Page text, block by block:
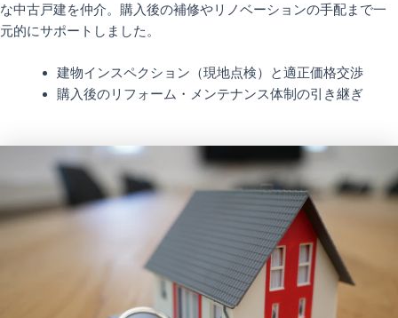
な中古戸建を仲介。購入後の補修やリノベーションの手配まで一
元的にサポートしました。
建物インスペクション（現地点検）と適正価格交渉
購入後のリフォーム・メンテナンス体制の引き継ぎ